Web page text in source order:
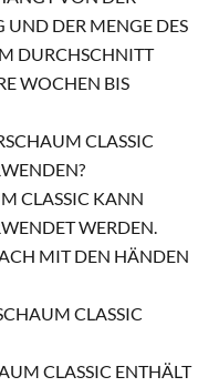
DER MENGE DES
DURCHSCHNITT
WOCHEN BIS
CLASSIC
CLASSIC KANN
WERDEN.
MIT DEN HÄNDEN
CLASSIC
CLASSIC ENTHÄLT